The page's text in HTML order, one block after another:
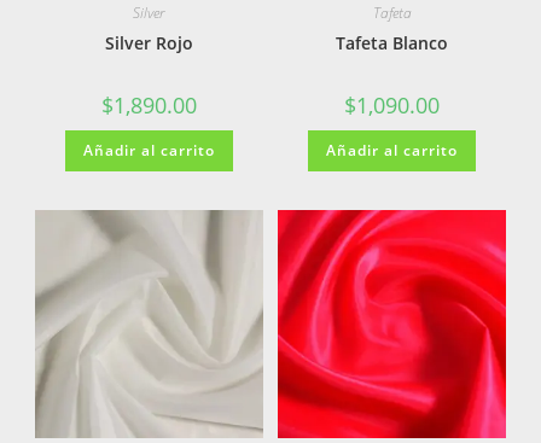
Silver
Silver Rojo
$1,890.00
Añadir al carrito
Tafeta
Tafeta Blanco
$1,090.00
Añadir al carrito